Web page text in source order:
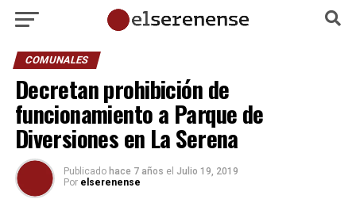
COMUNALES
Decretan prohibición de
funcionamiento a Parque de
Diversiones en La Serena
Publicado hace 7 años el Julio 19, 2019
Por elserenense